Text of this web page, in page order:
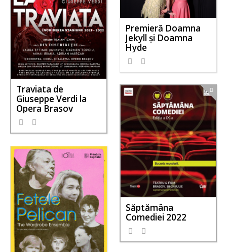
Traviata de
Giuseppe Verdi la
Opera Brasov
Premieră Doamna
Jekyll și Doamna
Hyde
Săptămâna
Comediei 2022